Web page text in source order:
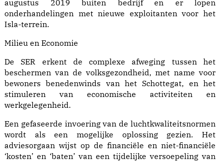
augustus 2019 buiten bedrijf en er lopen
onderhandelingen met nieuwe exploitanten voor het
Isla-terrein.
Milieu en Economie
De SER erkent de complexe afweging tussen het
beschermen van de volksgezondheid, met name voor
bewoners benedenwinds van het Schottegat, en het
stimuleren van economische activiteiten en
werkgelegenheid.
Een gefaseerde invoering van de luchtkwaliteitsnormen
wordt als een mogelijke oplossing gezien. Het
adviesorgaan wijst op de financiële en niet-financiële
‘kosten’ en ‘baten’ van een tijdelijke versoepeling van